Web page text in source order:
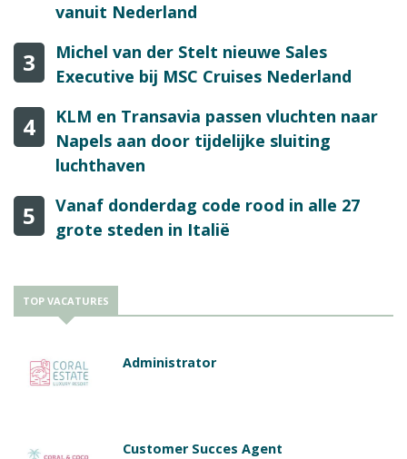
vanuit Nederland
3
Michel van der Stelt nieuwe Sales
Executive bij MSC Cruises Nederland
4
KLM en Transavia passen vluchten naar
Napels aan door tijdelijke sluiting
luchthaven
5
Vanaf donderdag code rood in alle 27
grote steden in Italië
TOP VACATURES
Administrator
Customer Succes Agent